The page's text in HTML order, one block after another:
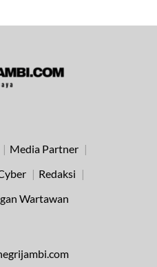
Media Partner
Redaksi
Wartawan